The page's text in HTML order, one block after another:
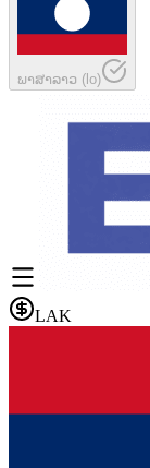
ພາສາລາວ (lo)
LAK